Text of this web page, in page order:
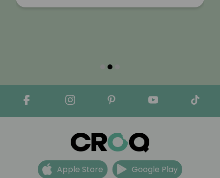
Apple Store Google Play